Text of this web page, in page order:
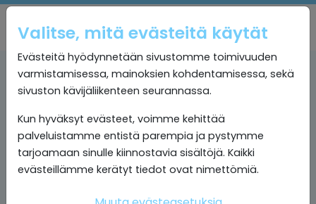
Valitse, mitä evästeitä käytät
Evästeitä hyödynnetään sivustomme toimivuuden
varmistamisessa, mainoksien kohdentamisessa, sekä
sivuston kävijäliikenteen seurannassa.
Kun hyväksyt evästeet, voimme kehittää
palveluistamme entistä parempia ja pystymme
tarjoamaan sinulle kiinnostavia sisältöjä. Kaikki
evästeillämme kerätyt tiedot ovat nimettömiä.